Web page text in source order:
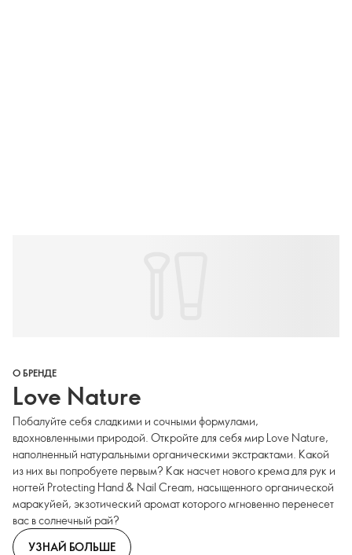
О БРЕНДЕ
Love Nature
Побалуйте себя сладкими и сочными формулами,
вдохновленными природой. Откройте для себя мир Love Nature,
наполненный натуральными органическими экстрактами. Какой
из них вы попробуете первым? Как насчет нового крема для рук и
ногтей Protecting Hand & Nail Cream, насыщенного органической
маракуйей, экзотический аромат которого мгновенно перенесет
вас в солнечный рай?
УЗНАЙ БОЛЬШЕ